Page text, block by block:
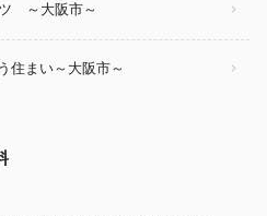
～大阪市～
住まい～大阪市～